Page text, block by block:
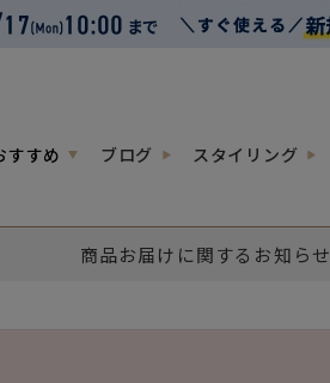
すすめ ブログ スタイリング
商品お届けに関するお知らせ